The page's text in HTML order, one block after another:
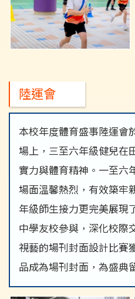
陸運會
本校年度體育盛事陸運會
場上，三至六年級健兒在
實力與體育精神。一至六
場面溫馨熱烈，有效築牢
年級師生接力更完美展現
中學友校參與，深化校際
視藝的場刊封面設計比賽
品成為場刊封面，為盛典